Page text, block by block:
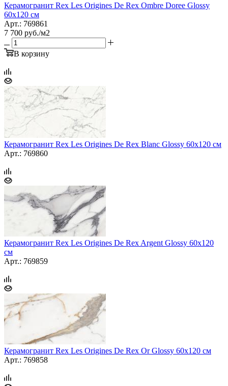
Керамогранит Rex Les Origines De Rex Ombre Doree Glossy
60х120 см
Арт.: 769861
7 700 руб./м2
В корзину
Керамогранит Rex Les Origines De Rex Blanc Glossy 60х120 см
Арт.: 769860
Керамогранит Rex Les Origines De Rex Argent Glossy 60x120
см
Арт.: 769859
Керамогранит Rex Les Origines De Rex Or Glossy 60x120 см
Арт.: 769858